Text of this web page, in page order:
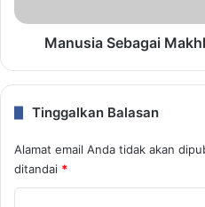
Manusia Sebagai
Tinggalkan Balasan
Alamat email Anda tidak akan
ditandai *